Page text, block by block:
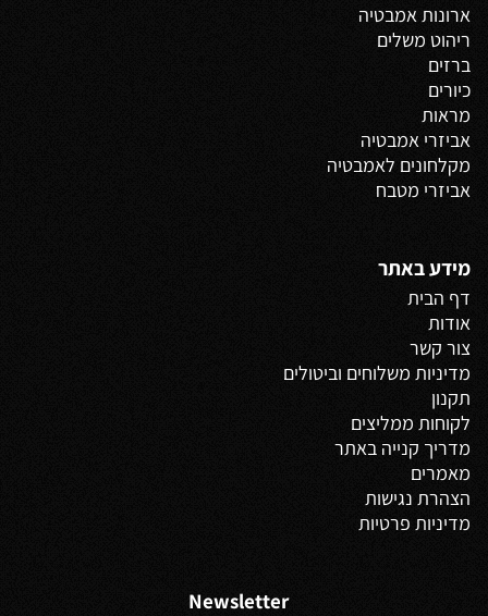
ארונות אמבטיה
ריהוט משלים
ברזים
כיורים
מראות
אביזרי אמבטיה
מקלחונים לאמבטיה
אביזרי מטבח
מידע באתר
דף הבית
אודות
צור קשר
מדיניות משלוחים וביטולים
תקנון
לקוחות ממליצים
מדריך קנייה באתר
מאמרים
הצהרת נגישות
מדיניות פרטיות
Newsletter